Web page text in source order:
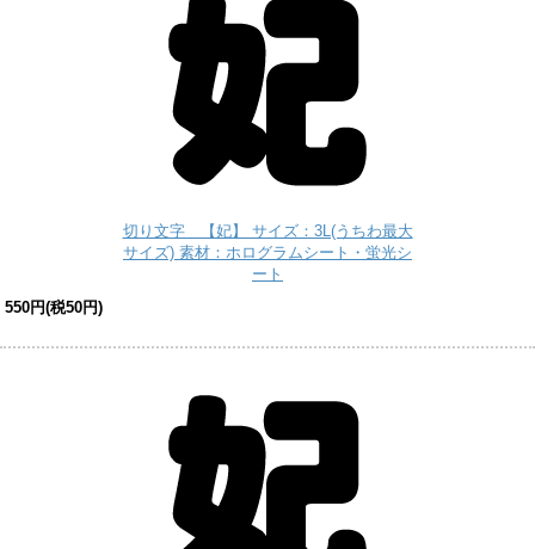
切り文字 【妃】 サイズ：3L(うちわ最大
サイズ) 素材：ホログラムシート・蛍光シ
ート
550円(税50円)